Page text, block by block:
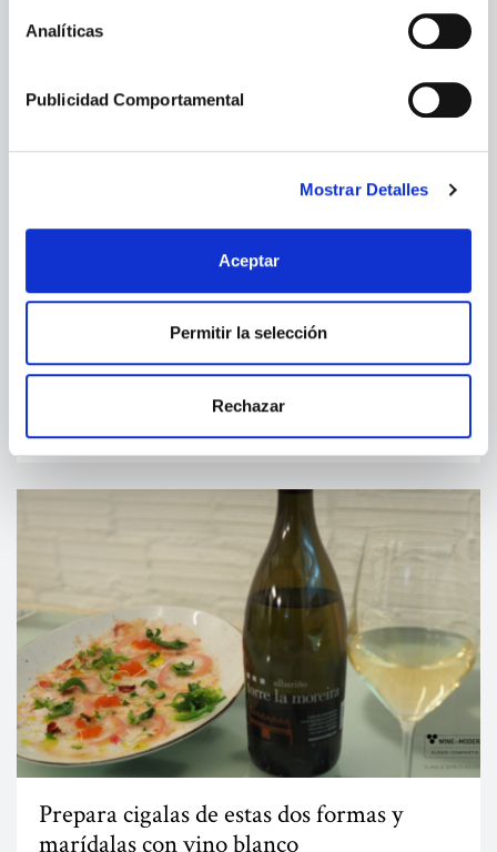
Analíticas
Publicidad Comportamental
Mostrar Detalles
Aceptar
Permitir la selección
Rechazar
Cuarteto de tartar de atún rojo: recetas
Prepara cigalas de estas dos formas y
marídalas con vino blanco